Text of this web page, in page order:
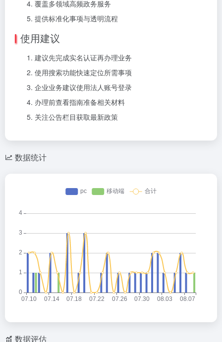
覆盖多领域高频政务服务
提供标准化事项与透明流程
使用建议
建议先完成实名认证再办理业务
使用搜索功能快速定位所需事项
企业业务建议使用法人账号登录
办理前查看指南准备相关材料
关注公告栏目获取最新政策
数据统计
数据评估